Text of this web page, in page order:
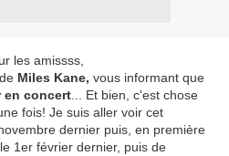
les amissss,
, de Miles Kane, vous informant que
en concert ... Et bien, c'est chose
fois! Je suis aller voir cet
dernier puis, en première
, le 1er février dernier, puis de